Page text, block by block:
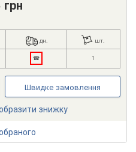
грн
дн. шт.
☎ 1
Швидке замовлення
знижку